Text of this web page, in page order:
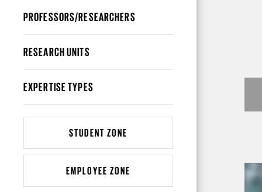
PROFESSORS/RESEARCHERS
RESEARCH UNITS
EXPERTISE TYPES
STUDENT ZONE
EMPLOYEE ZONE